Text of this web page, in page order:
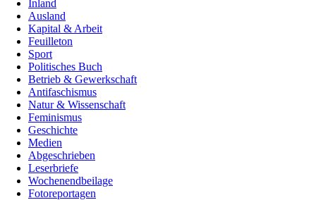
Inland
Ausland
Kapital & Arbeit
Feuilleton
Sport
Politisches Buch
Betrieb & Gewerkschaft
Antifaschismus
Natur & Wissenschaft
Feminismus
Geschichte
Medien
Abgeschrieben
Leserbriefe
Wochenendbeilage
Fotoreportagen